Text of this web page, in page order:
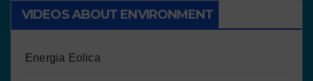
VIDEOS ABOUT ENVIRONMENT
Energia Eolica